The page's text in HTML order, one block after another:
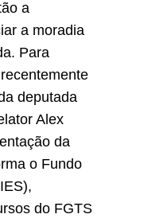
a
a moradia
Para
deputada
Alex
da
o Fundo
do FGTS